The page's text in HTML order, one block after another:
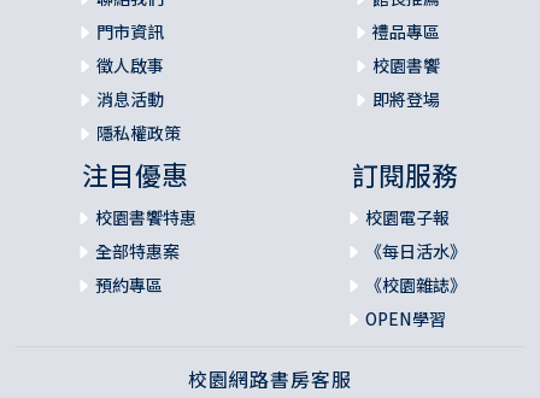
門市資訊
徵人啟事
消息活動
隱私權政策
禮品專區
校園書饗
即將登場
注目優惠
校園書饗特惠
全部特惠案
預約專區
訂閱服務
校園電子報
《每日活水》
《校園雜誌》
OPEN學習
校園網路書房客服